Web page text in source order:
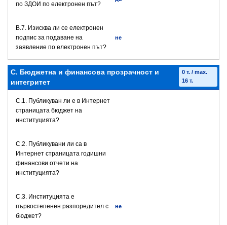
по ЗДОИ по електронен път?
В.7. Изисква ли се електронен
подпис за подаване на
заявление по електронен път?
не
C. Бюджетна и финансова прозрачност и
интегритет
0 т. / max.
16 т.
C.1. Публикуван ли е в Интернет
страницата бюджет на
институцията?
C.2. Публикувани ли са в
Интернет страницата годишни
финансови отчети на
институцията?
C.3. Институцията е
първостепенен разпоредител с
бюджет?
не